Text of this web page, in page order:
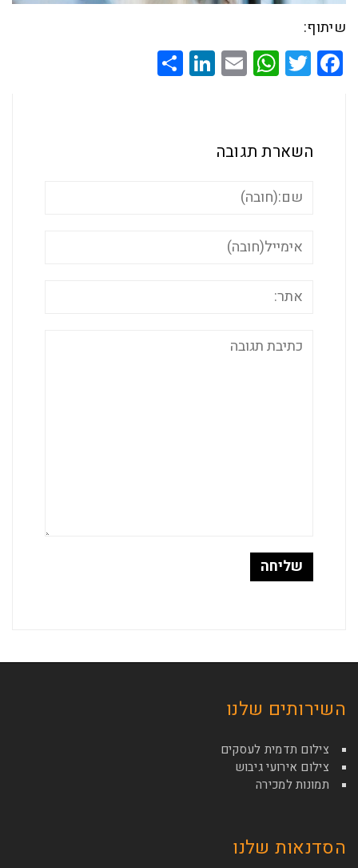
שיתוף:
Facebook
Twitter
WhatsApp
Email
LinkedIn
השארת תגובה
השירותים שלנו
צילום תדמית לעסקים
צילום אירועי גיבוש
תמונות למכירה
הסדנאות שלנו